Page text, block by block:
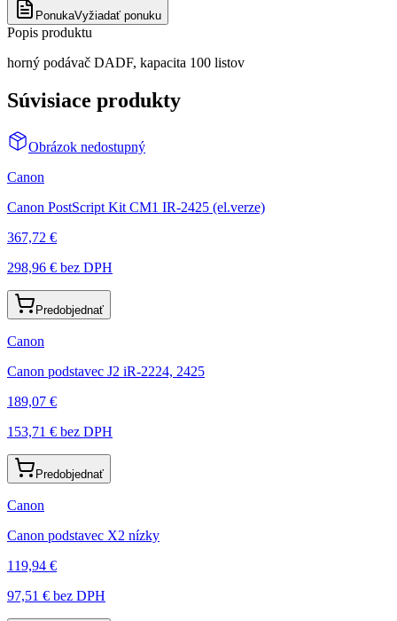
PonukaVyžiadať ponuku
Popis produktu
horný podávač DADF, kapacita 100 listov
Súvisiace produkty
Obrázok nedostupný
Canon
Canon PostScript Kit CM1 IR-2425 (el.verze)
367,72 €
298,96 € bez DPH
Predobjednať
Canon
Canon podstavec J2 iR-2224, 2425
189,07 €
153,71 € bez DPH
Predobjednať
Canon
Canon podstavec X2 nízky
119,94 €
97,51 € bez DPH